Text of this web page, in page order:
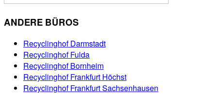
ANDERE BÜROS
Recyclinghof Darmstadt
Recyclinghof Fulda
Recyclinghof Bornheim
Recyclinghof Frankfurt Höchst
Recyclinghof Frankfurt Sachsenhausen